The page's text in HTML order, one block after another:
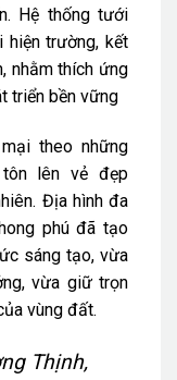
Hệ thống tưới
hiện trường, kết
nhằm thích ứng
triển bền vững
theo những
lên vẻ đẹp
Địa hình đa
phú đã tạo
sáng tạo, vừa
vừa giữ trọn
vùng đất.
Thịnh,